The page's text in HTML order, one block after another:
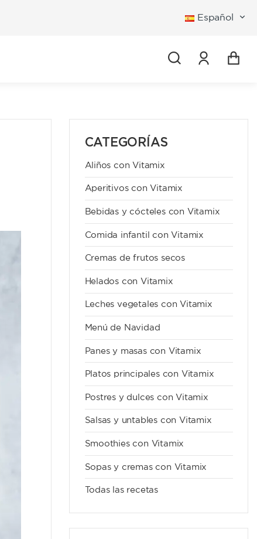
Español
Iniciar
CATEGORÍAS
Aliños con Vitamix
Aperitivos con Vitamix
Bebidas y cócteles con Vitamix
Comida infantil con Vitamix
Cremas de frutos secos
Helados con Vitamix
Leches vegetales con Vitamix
Menú de Navidad
Panes y masas con Vitamix
Platos principales con Vitamix
Postres y dulces con Vitamix
Salsas y untables con Vitamix
Smoothies con Vitamix
Sopas y cremas con Vitamix
Todas las recetas